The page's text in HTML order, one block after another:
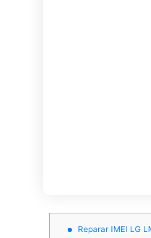
Reparar IMEI LG